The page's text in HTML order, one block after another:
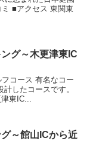
グ～木更津東IC
有名なコー
したコースです。
圏央道木更津東IC...
～館山ICから近